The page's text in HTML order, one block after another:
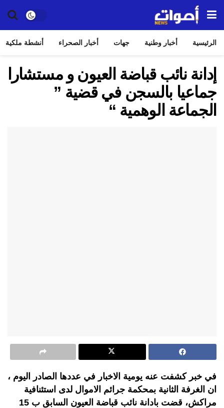
الرئيسية أخبار وطنية جهات أخبار الصحراء أنشطة ملكية
إدانة نائب قباضة العيون و مستشارا
جماعيا بالسجن في قضية ”
الجماعة الوهمية “
في خبر كشفت عنه يومية الاخبار في عددها الصادر اليوم ،
ان الغرفة الثانية بمحكمة جرائم الاموال لدى استئنافية
مراكش، قضت بادانة نائب قباضة العيون السابق ب 15